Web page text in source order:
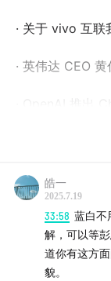
· 关于 vivo 互联
· 英伟达 CEO
· OpenAI 推出
· 特斯拉公布
· 十铨发布全球
可操作
还有众多观众朋
皓一
2025.7.19
33:58 蓝白不
解，可以等
道你有这方
貌。